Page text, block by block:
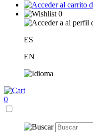
0
ES
EN
0